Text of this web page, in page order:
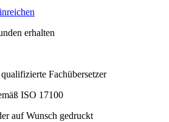
erhalten
Fachübersetzer
ISO 17100
auf Wunsch gedruckt